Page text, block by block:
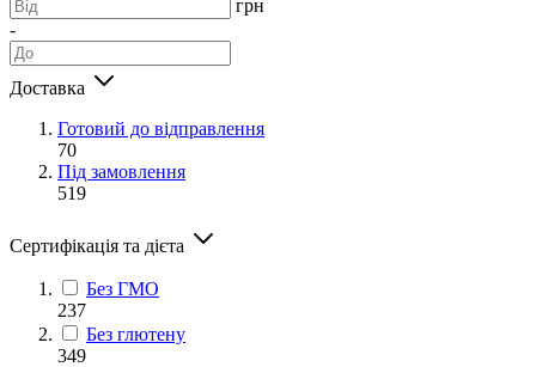
грн
-
Доставка
Готовий до відправлення
70
Під замовлення
519
Сертифікація та дієта
Без ГМО
237
Без глютену
349